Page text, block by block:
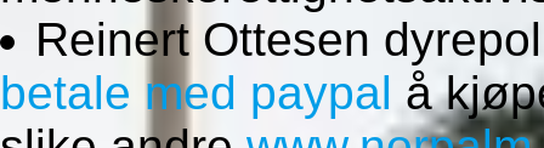
Reinert Ottesen
betale med paypal å